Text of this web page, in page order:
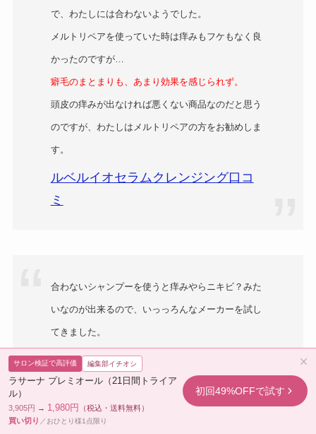
で、わたしには合わないようでした。
メルトリペアを使っていた時は痒みもフケもなく良
かったのですが…
癖毛のまとまりも、あまり効果を感じられず。
頭皮の痒みが出なければ悪くない商品なのだと思う
のですが、わたしはメルトリペアの方をお勧めしま
す。
ルベルイオセラムクレンジング口コ
ミ
合わないシャンプーを使うと痒みやらニキビ？みた
いなのが出来るので、いっっろんなメーカーを試し
てきました。
市販のやつから美容院専売のやつまで。
結果、これです。
痒みなし、頭皮健やか、髪サラサラ。
たまに良いなと思うのに出会えても2週間程使うと
サロン検証で高評価 編集部イチオシ
ラサーナ プレミオール（21日間トライア
ル）
3,905円 → 1,980円
（税込・送料無料）
買い切り ／おひとり様1点限り
初回49%OFFで試す